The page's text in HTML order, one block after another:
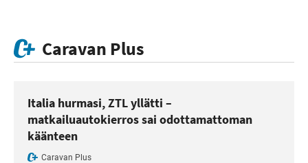
Caravan Plus
Italia hurmasi, ZTL yllätti –
matkailuautokierros sai odottamattoman
käänteen
Caravan Plus